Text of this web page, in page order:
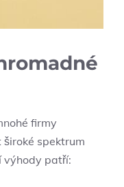
firmy
spektrum
výhody patří: